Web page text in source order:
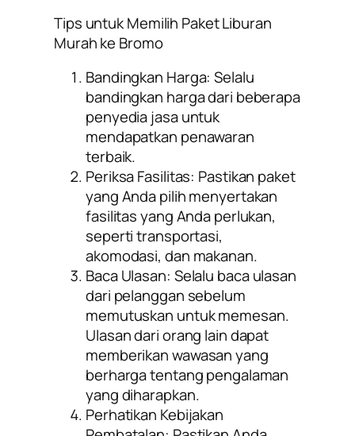
Tips untuk Memilih Paket Liburan
Murah ke Bromo
Bandingkan Harga: Selalu
bandingkan harga dari beberapa
penyedia jasa untuk
mendapatkan penawaran
terbaik.
Periksa Fasilitas: Pastikan paket
yang Anda pilih menyertakan
fasilitas yang Anda perlukan,
seperti transportasi,
akomodasi, dan makanan.
Baca Ulasan: Selalu baca ulasan
dari pelanggan sebelum
memutuskan untuk memesan.
Ulasan dari orang lain dapat
memberikan wawasan yang
berharga tentang pengalaman
yang diharapkan.
Perhatikan Kebijakan